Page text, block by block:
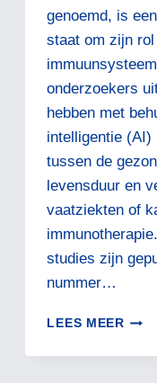
genoemd, is
staat om zijn
onderzoekers
hebben met
intelligentie (AI)
tussen de
levensduur en
vaatziekten of
studies zijn
nummer…
LEES MEER